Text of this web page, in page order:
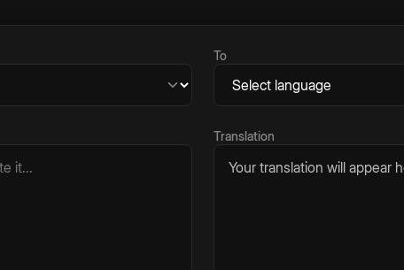
To
Translation
Your translation will appear